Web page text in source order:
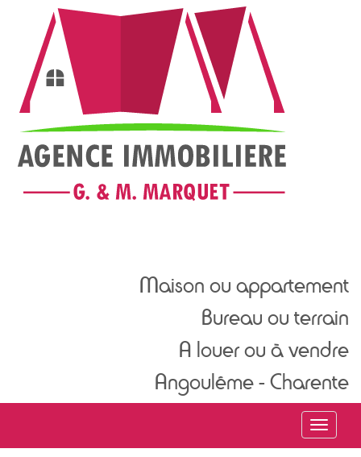
Maison ou appartement
Bureau ou terrain
A louer ou à vendre
Angoulême - Charente
Menu